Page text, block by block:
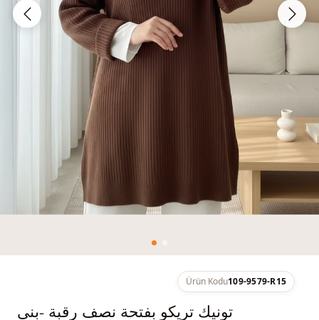
Ürün Kodu109-9579-R15
تونيك تريكو بفتحة نصف رقبة -بنى